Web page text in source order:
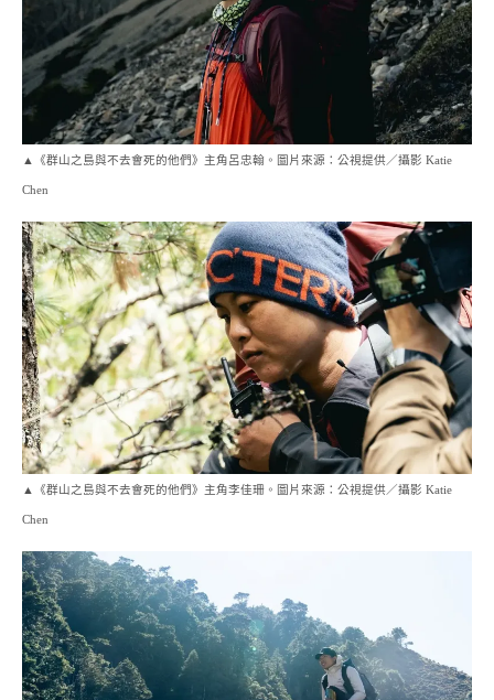
▲《群山之島與不去會死的他們》主角呂忠翰。圖片來源：公視提供／攝影 Katie
Chen
▲《群山之島與不去會死的他們》主角李佳珊。圖片來源：公視提供／攝影 Katie
Chen